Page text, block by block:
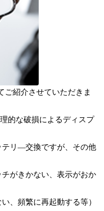
ご紹介させていただきま
的な破損によるディスプ
リ―交換ですが、その他
がきかない、表示がおか
、頻繁に再起動する等）